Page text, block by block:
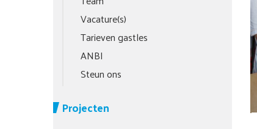
Vacature(s)
Tarieven gastles
ANBI
Steun ons
Projecten